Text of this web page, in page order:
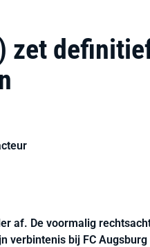
zet
af. De voormalig
verbintenis bij FC